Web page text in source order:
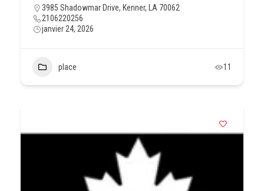
3985 Shadowmar Drive, Kenner, LA 70062
2106220256
janvier 24, 2026
place 11